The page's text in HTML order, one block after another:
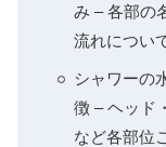
み – 各部の
流れについ
シャワーの
徴 – ヘッド
など各部位